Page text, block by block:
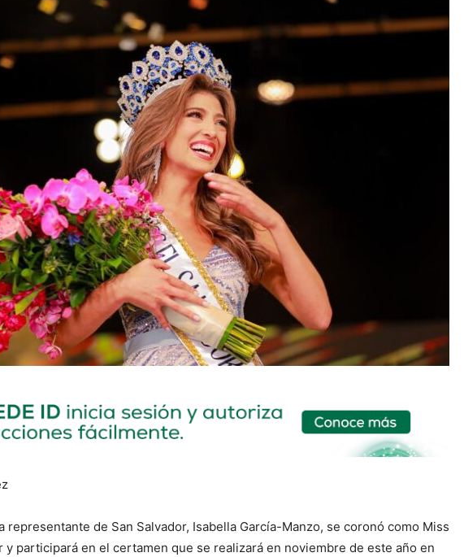
representante de San Salvador, Isabella García-Manzo, se coronó como Miss
y participará en el certamen que se realizará en noviembre de este año en